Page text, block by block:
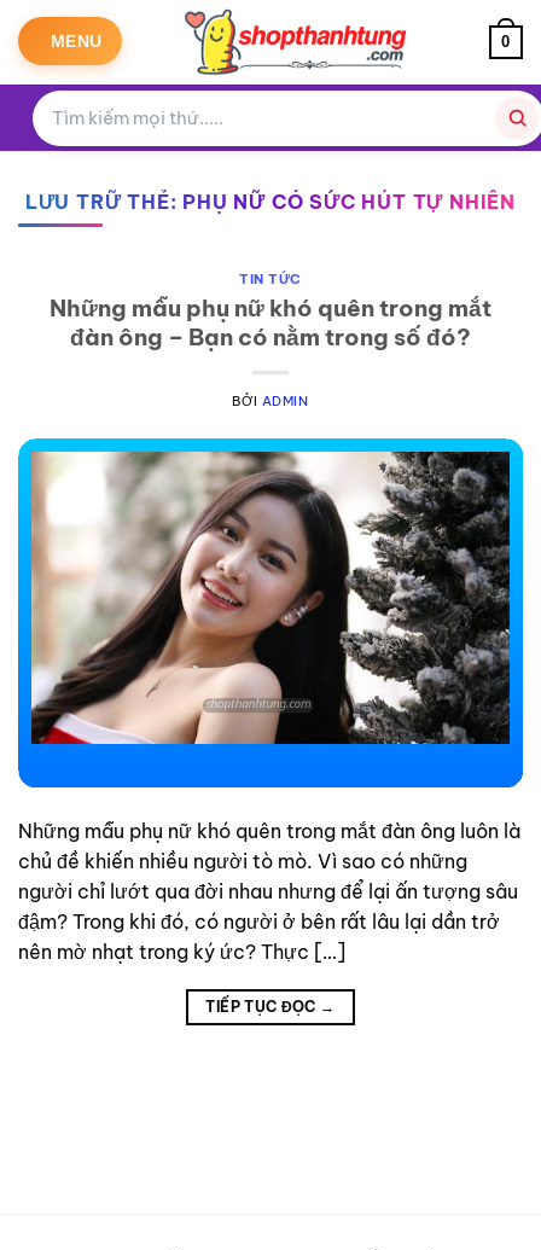
qua
dung
MENU 0
LƯU TRỮ THẺ: PHỤ NỮ CÓ SỨC HÚT TỰ NHIÊN
TIN TỨC
Những mẫu phụ nữ khó quên trong mắt
đàn ông – Bạn có nằm trong số đó?
BỞI ADMIN
Những mẫu phụ nữ khó quên trong mắt đàn ông luôn là
chủ đề khiến nhiều người tò mò. Vì sao có những
người chỉ lướt qua đời nhau nhưng để lại ấn tượng sâu
đậm? Trong khi đó, có người ở bên rất lâu lại dần trở
nên mờ nhạt trong ký ức? Thực […]
TIẾP TỤC ĐỌC →